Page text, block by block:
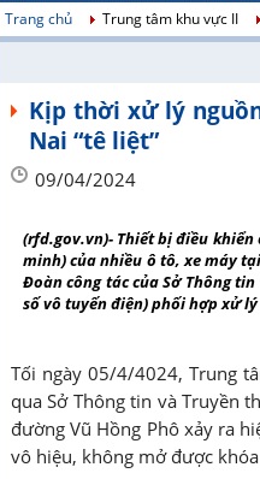
Trang chủ Trung tâm khu vực II
Kịp thời xử lý
Nai “tê liệt”
09/04/2024
(rfd.gov.vn)- Thiết bị điều
minh) của nhiều ô tô, xe máy
Đoàn công tác của Sở Thông
số vô tuyến điện) phối hợp xử
Tối ngày 05/4/4024, Trung
qua Sở Thông tin và Truyền
đường Vũ Hồng Phô xảy ra
vô hiệu, không mở được